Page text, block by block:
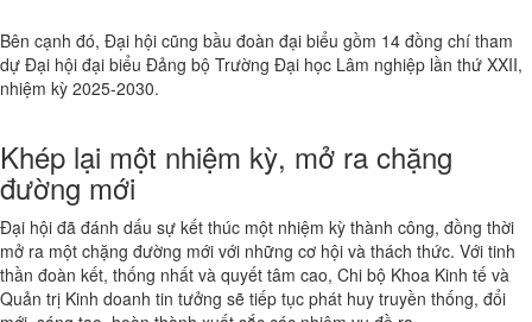
Bên cạnh đó, Đại hội cũng bầu đoàn đại biểu gồm 14 đồng chí tham
dự Đại hội đại biểu Đảng bộ Trường Đại học Lâm nghiệp lần thứ XXII,
nhiệm kỳ 2025-2030.
Khép lại một nhiệm kỳ, mở ra chặng
đường mới
Đại hội đã đánh dấu sự kết thúc một nhiệm kỳ thành công, đồng thời
mở ra một chặng đường mới với những cơ hội và thách thức. Với tinh
thần đoàn kết, thống nhất và quyết tâm cao, Chi bộ Khoa Kinh tế và
Quản trị Kinh doanh tin tưởng sẽ tiếp tục phát huy truyền thống, đổi